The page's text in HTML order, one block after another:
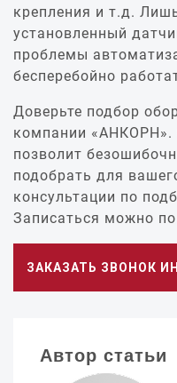
крепления и т.д.
установленный
проблемы
бесперебойно
Доверьте подбор
компании «АНКОРН».
позволит
подобрать для
консультации по
Записаться можно
ЗАКАЗАТЬ ЗВОНОК
Автор статьи